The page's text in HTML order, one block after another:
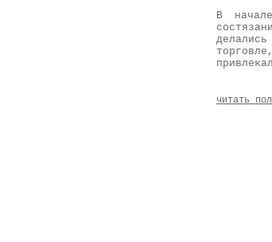
В
читать